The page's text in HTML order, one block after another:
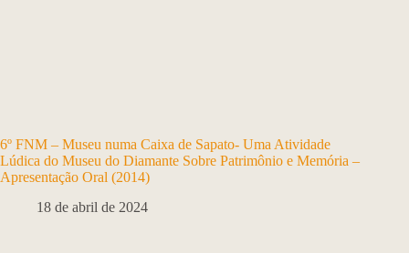
6º FNM – Museu numa Caixa de Sapato- Uma Atividade
Lúdica do Museu do Diamante Sobre Patrimônio e Memória –
Apresentação Oral (2014)
18 de abril de 2024